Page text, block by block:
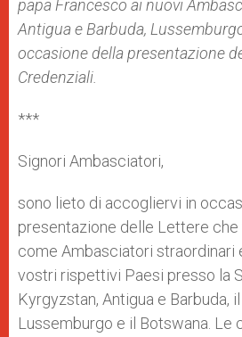
r
papa Francesco ai nuovi
Antigua e Barbuda,
occasione della presentazione
Credenziali.
***
Signori Ambasciatori,
sono lieto di accogliervi in
presentazione delle Lettere
come Ambasciatori straordinari
vostri rispettivi Paesi presso la
Kyrgyzstan, Antigua e Barbuda,
Lussemburgo e il Botswana. Le